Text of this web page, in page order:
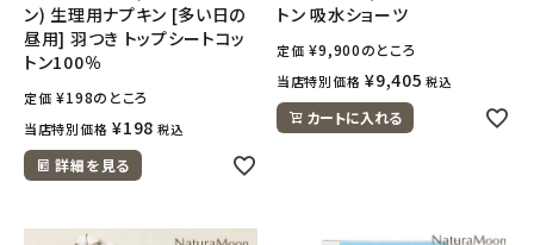
ン) 生理用ナプキン [多い日の
昼用] 羽つき トップシートコッ
トン100％
定価 ¥198のところ
当店特別価格 ¥198 税込
詳細を見る
トン 吸水ショーツ
定価 ¥9,900のところ
当店特別価格 ¥9,405 税込
カートに入れる